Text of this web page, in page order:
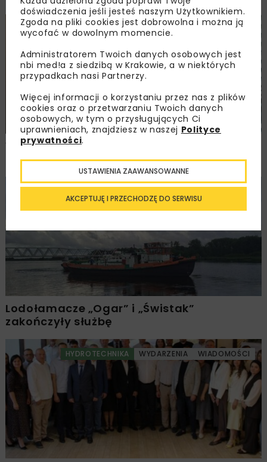
HYDROTECHNIKA WIADOMOŚCI WYDARZENIA
Wody Polskie realizują projekty
przeciwpowodziowe za blisko 1,5 mld zł
Lodołamacze „Ogar” i „Świstak”
zakończyły służbę
HYDROTECHNIKA WYDARZENIA WIADOMOŚCI
doświadczenia jeśli jesteś naszym Użytkownikiem.
Zgoda na pliki cookies jest dobrowolna i można ją
wycofać w dowolnym momencie.
Administratorem Twoich danych osobowych jest
nbi med!a z siedzibą w Krakowie, a w niektórych
przypadkach nasi Partnerzy.
Więcej informacji o korzystaniu przez nas z plików
cookies oraz o przetwarzaniu Twoich danych
osobowych, w tym o przysługujących Ci
uprawnieniach, znajdziesz w naszej Polityce
prywatności.
AKCEPTUJĘ I PRZECHODZĘ DO SERWISU
USTAWIENIA ZAAWANSOWANNE